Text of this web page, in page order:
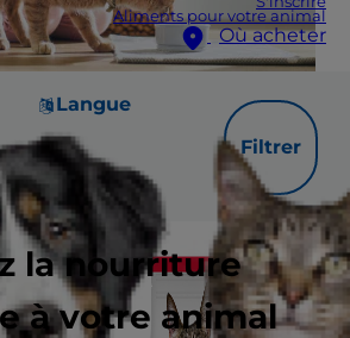
Aliments pour votre animal
Où acheter
Langue
la nourriture
à votre animal
Filtrer